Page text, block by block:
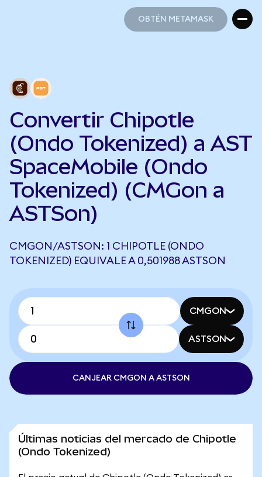
OBTÉN METAMASK
Convertir Chipotle
(Ondo Tokenized) a AST
SpaceMobile (Ondo
Tokenized) (CMGon a
ASTSon)
CMGON/ASTSON: 1 CHIPOTLE (ONDO
TOKENIZED) EQUIVALE A 0,501988 ASTSON
CMGON
ASTSON
CANJEAR CMGON A ASTSON
Últimas noticias del mercado de Chipotle
(Ondo Tokenized)